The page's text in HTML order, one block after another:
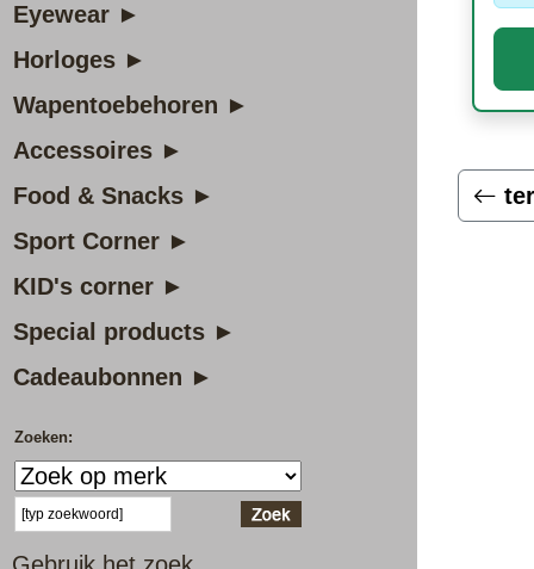
Eyewear ►
Horloges ►
Wapentoebehoren ►
Accessoires ►
Food & Snacks ►
Sport Corner ►
KID's corner ►
Special products ►
Cadeaubonnen ►
Zoeken: